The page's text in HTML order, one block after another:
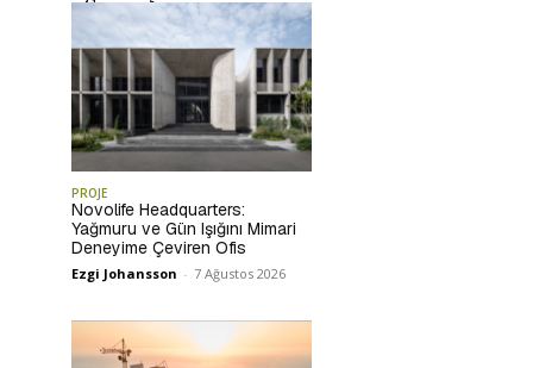
PROJE
Novolife Headquarters:
Yağmuru ve Gün Işığını Mimari
Deneyime Çeviren Ofis
Ezgi Johansson - 7 Ağustos 2026